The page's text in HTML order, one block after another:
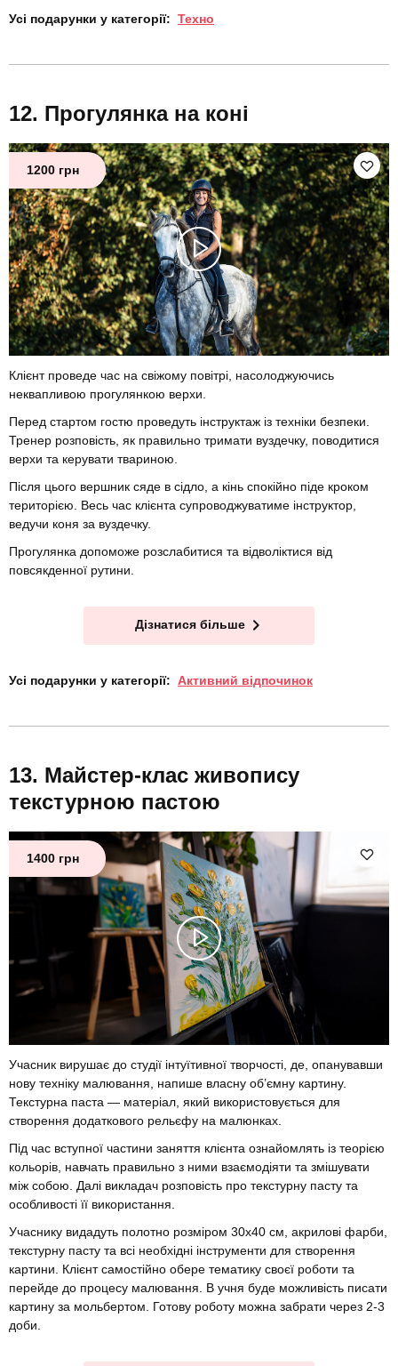
Усі подарунки у категорії: Техно
Прогулянка на коні
1200 грн
Клієнт проведе час на свіжому повітрі, насолоджуючись
неквапливою прогулянкою верхи.
Перед стартом гостю проведуть інструктаж із техніки безпеки.
Тренер розповість, як правильно тримати вуздечку, поводитися
верхи та керувати твариною.
Після цього вершник сяде в сідло, а кінь спокійно піде кроком
територією. Весь час клієнта супроводжуватиме інструктор,
ведучи коня за вуздечку.
Прогулянка допоможе розслабитися та відволіктися від
повсякденної рутини.
Дізнатися більше
Усі подарунки у категорії: Активний відпочинок
Майстер-клас живопису
текстурною пастою
1400 грн
Учасник вирушає до студії інтуїтивної творчості, де, опанувавши
нову техніку малювання, напише власну об’ємну картину.
Текстурна паста — матеріал, який використовується для
створення додаткового рельєфу на малюнках.
Під час вступної частини заняття клієнта ознайомлять із теорією
кольорів, навчать правильно з ними взаємодіяти та змішувати
між собою. Далі викладач розповість про текстурну пасту та
особливості її використання.
Учаснику видадуть полотно розміром 30х40 см, акрилові фарби,
текстурну пасту та всі необхідні інструменти для створення
картини. Клієнт самостійно обере тематику своєї роботи та
перейде до процесу малювання. В учня буде можливість писати
картину за мольбертом. Готову роботу можна забрати через 2-3
доби.